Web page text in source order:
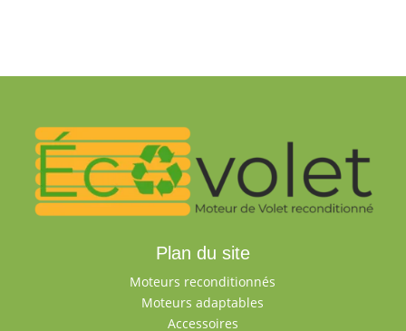
Plan du site
Moteurs reconditionnés
Moteurs adaptables
Accessoires